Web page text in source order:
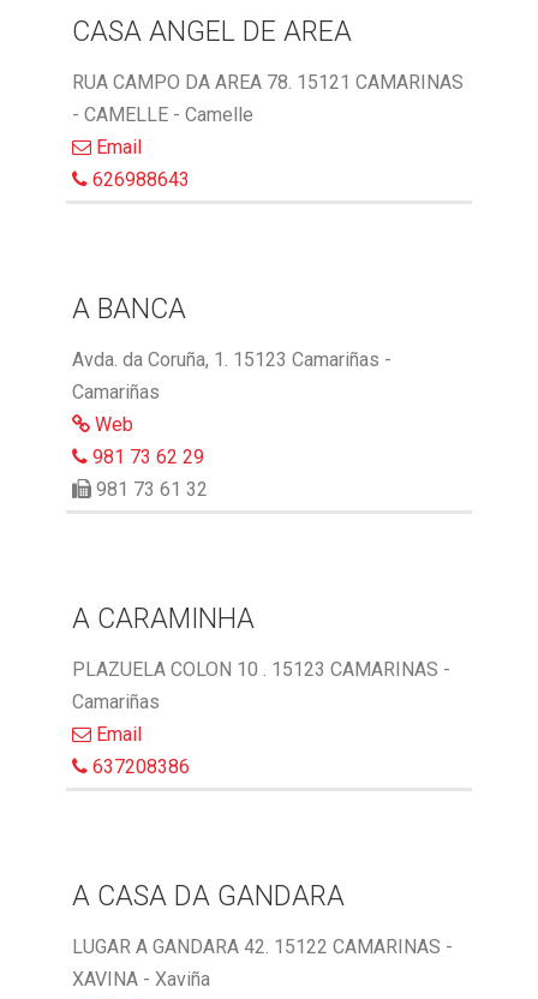
CASA ANGEL DE AREA
RUA CAMPO DA AREA 78. 15121 CAMARINAS
- CAMELLE - Camelle
Email
626988643
A BANCA
Avda. da Coruña, 1. 15123 Camariñas -
Camariñas
Web
981 73 62 29
981 73 61 32
A CARAMINHA
PLAZUELA COLON 10 . 15123 CAMARINAS -
Camariñas
Email
637208386
A CASA DA GANDARA
LUGAR A GANDARA 42. 15122 CAMARINAS -
XAVINA - Xaviña